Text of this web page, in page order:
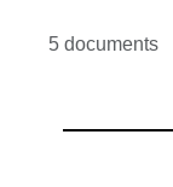
5 documents